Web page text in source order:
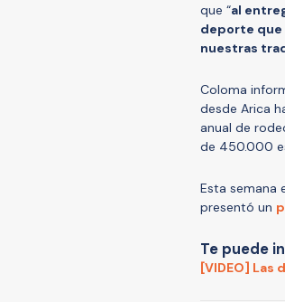
que “al
deporte que
nuestras
Coloma
desde Arica
anual de
de 450.000
Esta semana
presentó un
Te puede
[VIDEO] Las